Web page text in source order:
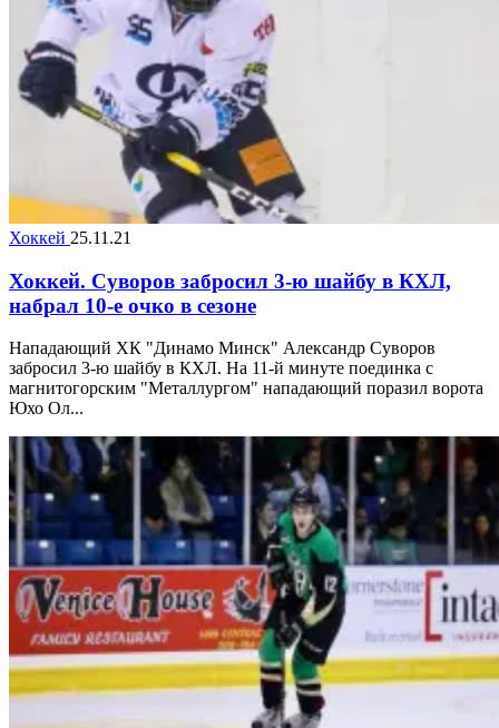
Хоккей 25.11.21
Хоккей. Суворов забросил 3-ю шайбу в КХЛ,
набрал 10-е очко в сезоне
Нападающий ХК "Динамо Минск" Александр Суворов
забросил 3-ю шайбу в КХЛ. На 11-й минуте поединка с
магнитогорским "Металлургом" нападающий поразил ворота
Юхо Ол...